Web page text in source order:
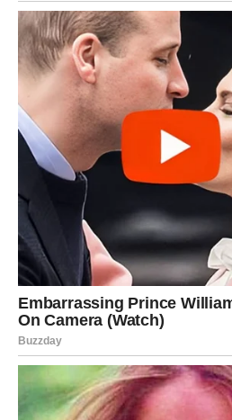
NOVAC DONOSI
OLAKŠANJE
Finansijska situacija ulazi u
Mnoge Ribe dobiće priliku koja
Neke će riješiti problem koji ih je
Neke će dobiti novac ili ponudu
Najvažnije od svega jeste
mirnije gledati prema budućnosti.
LJUBAV DONOSI
KOJI GRIJU DUŠU